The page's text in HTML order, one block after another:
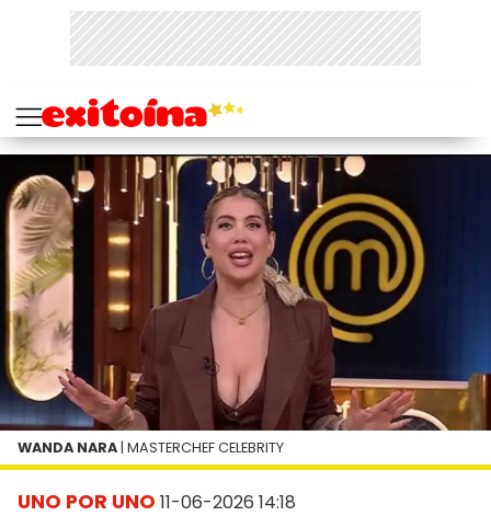
UNO POR UNO 11-06-2026 14:18
WANDA NARA | MASTERCHEF CELEBRITY